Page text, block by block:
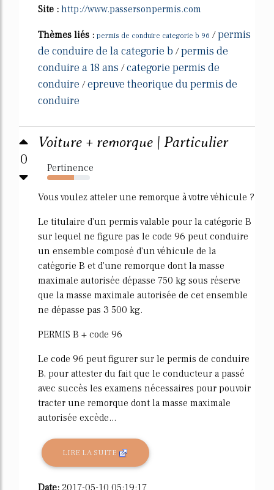
Site : http://www.passersonpermis.com
Thèmes liés : permis de conduire categorie b 96 /permis
de conduire de la categorie b /permis de
conduire a 18 ans /categorie permis de
conduire /epreuve theorique du permis de
conduire
0
Voiture + remorque | Particulier
Pertinence
63%
Vous voulez atteler une remorque à votre véhicule ?
Le titulaire d'un permis valable pour la catégorie B
sur lequel ne figure pas le code 96 peut conduire
un ensemble composé d'un véhicule de la
catégorie B et d'une remorque dont la masse
maximale autorisée dépasse 750 kg sous réserve
que la masse maximale autorisée de cet ensemble
ne dépasse pas 3 500 kg.
PERMIS B + code 96
Le code 96 peut figurer sur le permis de conduire
B, pour attester du fait que le conducteur a passé
avec succès les examens nécessaires pour pouvoir
tracter une remorque dont la masse maximale
autorisée excède...
LIRE LA SUITE